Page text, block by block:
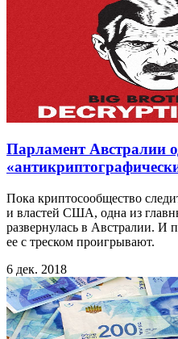
Парламент Австралии
Пока криптосообщество
и властей США, одна из
развернулась в Австралии. И
ее с треском проигрывают.
6 дек. 2018